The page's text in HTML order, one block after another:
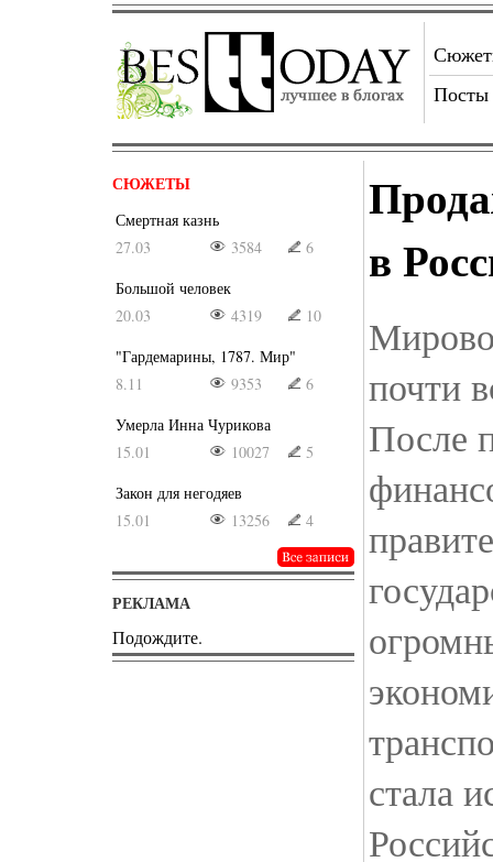
Посты
СЮЖЕТЫ
Смертная казнь
27.03
3584
6
Большой человек
20.03
4319
10
"Гардемарины, 1787. Мир"
8.11
9353
6
Умерла Инна Чурикова
15.01
10027
5
Закон для негодяев
15.01
13256 4
РЕКЛАМА
Подождите.
в
почти
После
стала